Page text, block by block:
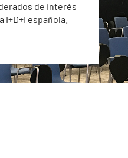
de interés
española.